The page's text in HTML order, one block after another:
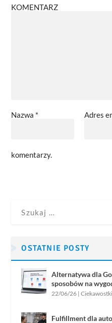
KOMENTARZ
Nazwa * Adres
komentarzy.
OSTATNIE POSTY
Alternatywa dla
sposobów na
22/06/26 |Ciekawostki
Fulfillment dla